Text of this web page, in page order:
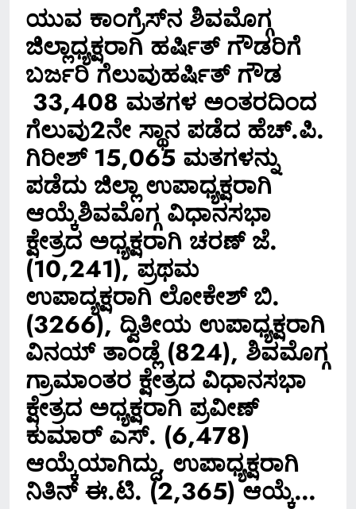
ಯುವ ಕಾಂಗ್ರೆಸ್‍ನ ಶಿವಮೊಗ್ಗ
ಜಿಲ್ಲಾಧ್ಯಕ್ಷರಾಗಿ ಹರ್ಷಿತ್ ಗೌಡರಿಗೆ
ಬರ್ಜರಿ ಗೆಲುವುಹರ್ಷಿತ್ ಗೌಡ
33,408 ಮತಗಳ ಅಂತರದಿಂದ
ಗೆಲುವು2ನೇ ಸ್ಥಾನ ಪಡೆದ ಹೆಚ್.ಪಿ.
ಗಿರೀಶ್ 15,065 ಮತಗಳನ್ನು
ಪಡೆದು ಜಿಲ್ಲಾ ಉಪಾಧ್ಯಕ್ಷರಾಗಿ
ಆಯ್ಕೆಶಿವಮೊಗ್ಗ ವಿಧಾನಸಭಾ
ಕ್ಷೇತ್ರದ ಅಧ್ಯಕ್ಷರಾಗಿ ಚರಣ್ ಜೆ.
(10,241), ಪ್ರಥಮ
ಉಪಾದ್ಯಕ್ಷರಾಗಿ ಲೋಕೇಶ್ ಬಿ.
(3266), ದ್ವಿತೀಯ ಉಪಾಧ್ಯಕ್ಷರಾಗಿ
ವಿನಯ್ ತಾಂಡ್ಲೆ (824), ಶಿವಮೊಗ್ಗ
ಗ್ರಾಮಾಂತರ ಕ್ಷೇತ್ರದ ವಿಧಾನಸಭಾ
ಕ್ಷೇತ್ರದ ಅಧ್ಯಕ್ಷರಾಗಿ ಪ್ರವೀಣ್
ಕುಮಾರ್ ಎಸ್. (6,478)
ಆಯ್ಕೆಯಾಗಿದ್ದು, ಉಪಾಧ್ಯಕ್ಷರಾಗಿ
ನಿತಿನ್ ಈ.ಟಿ. (2,365) ಆಯ್ಕೆ…